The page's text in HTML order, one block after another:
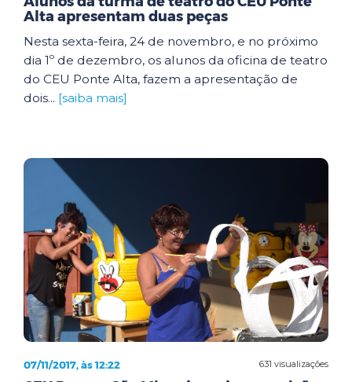
Alta apresentam duas peças
Nesta sexta-feira, 24 de novembro, e no próximo
dia 1º de dezembro, os alunos da oficina de teatro
do CEU Ponte Alta, fazem a apresentação de
dois... [saiba mais]
631 visualizações
07/11/2017, às 12:22